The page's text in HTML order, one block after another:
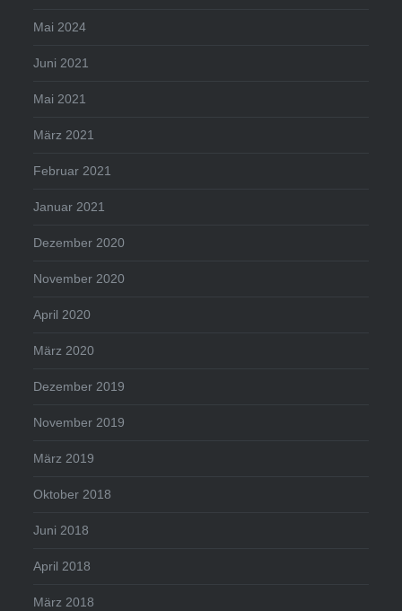
Mai 2024
Juni 2021
Mai 2021
März 2021
Februar 2021
Januar 2021
Dezember 2020
November 2020
April 2020
März 2020
Dezember 2019
November 2019
März 2019
Oktober 2018
Juni 2018
April 2018
März 2018